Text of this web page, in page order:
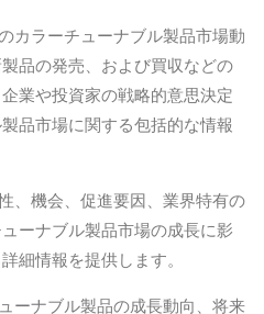
カラーチューナブル製品市場動
品の発売、および買収などの
業や投資家の戦略的意思決定
品市場に関する包括的な情報
、機会、促進要因、業界特有の
ーナブル製品市場の成長に影
細情報を提供します。
ーナブル製品の成長動向、将来